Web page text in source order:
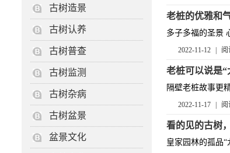
古树造景
古树认养
古树普查
古树监测
古树杂病
古树盆景
盆景文化
老桩的优雅和
多子多福的圣景
2022-11-12 阅
老桩可以说是“
隔壁老桩故事更
2022-11-17 阅
看的见的古树
皇家园林的孤品“